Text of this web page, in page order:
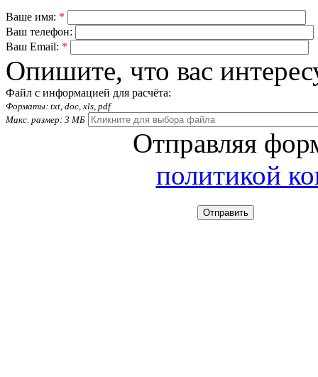
Ваше имя: *
Ваш телефон:
Ваш Email: *
Опишите, что вас
Файл с информацией для расчёта:
Форматы: txt, doc, xls, pdf
Макс. размер: 3 МБ
Отправляя
политикой
Отправить